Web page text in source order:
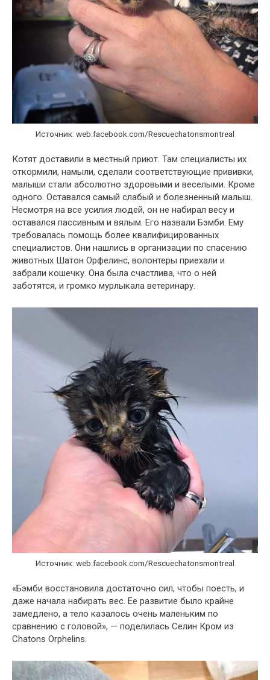
Источник: web.facebook.com/Rescuechatonsmontreal
Котят доставили в местный приют. Там специалисты их
откормили, намыли, сделали соответствующие прививки,
малыши стали абсолютно здоровыми и веселыми. Кроме
одного. Оставался самый слабый и болезненный малыш.
Несмотря на все усилия людей, он не набирал весу и
оставался пассивным и вялым. Его назвали Бэмби. Ему
требовалась помощь более квалифицированных
специалистов. Они нашлись в организации по спасению
животных Шатон Орфелинс, волонтеры приехали и
забрали кошечку. Она была счастлива, что о ней
заботятся, и громко мурлыкала ветеринару.
Источник: web.facebook.com/Rescuechatonsmontreal
«Бэмби восстановила достаточно сил, чтобы поесть, и
даже начала набирать вес. Ее развитие было крайне
замедлено, а тело казалось очень маленьким по
сравнению с головой», — поделилась Селин Кром из
Chatons Orphelins.